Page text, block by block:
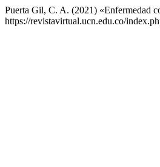
Puerta Gil, C. A. (2021) «Enfermedad
https://revistavirtual.ucn.edu.co/